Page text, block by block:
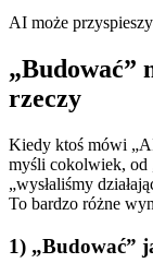
AI może
„Budować”
rzeczy
Kiedy ktoś mówi
myśli cokolwiek, od
„wysłaliśmy
To bardzo różne
1) „Budować”